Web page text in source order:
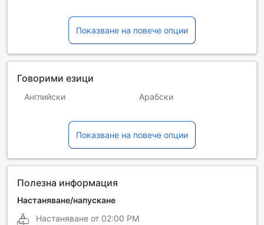
Показване на повече опции
Говорими езици
Английски Арабски
Турски
Филипински Хинди
Показване на повече опции
Полезна информация
Настаняване/напускане
Настаняване от 02:00 PM